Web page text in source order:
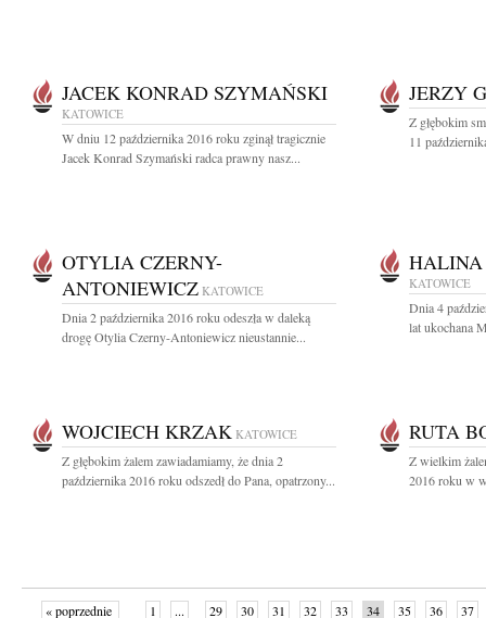
JACEK KONRAD SZYMAŃSKI
KATOWICE
W dniu 12 października 2016 roku zginął tragicznie
Jacek Konrad Szymański radca prawny nasz...
JERZY
Z głębokim
11
OTYLIA CZERNY-
ANTONIEWICZ KATOWICE
Dnia 2 października 2016 roku odeszła w daleką
drogę Otylia Czerny-Antoniewicz nieustannie...
HALINA
KATOWICE
Dnia 4
lat ukochana
WOJCIECH KRZAK KATOWICE
Z głębokim żalem zawiadamiamy, że dnia 2
października 2016 roku odszedł do Pana, opatrzony...
RUTA
Z wielkim
2016 roku w
« poprzednie 1 ... 29 30 31 32 33 34 35 36 37